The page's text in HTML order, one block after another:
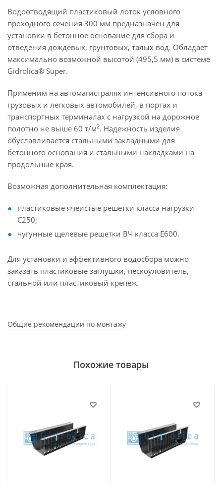
Водоотводящий пластиковый лоток условного
проходного сечения 300 мм предназначен для
установки в бетонное основание для сбора и
отведения дождевых, грунтовых, талых вод. Обладает
максимально возможной высотой (495,5 мм) в системе
Gidrolica® Super.
Применим на автомагистралях интенсивного потока
грузовых и легковых автомобилей, в портах и
транспортных терминалах с нагрузкой на дорожное
полотно не выше 60 т/м2. Надежность изделия
обуславливается стальными закладными для
бетонного основания и стальными накладками на
продольные края.
Возможная дополнительная комплектация:
пластиковые ячеистые решетки класса нагрузки
С250;
чугунные щелевые решетки ВЧ класса Е600.
Для установки и эффективного водосбора можно
заказать пластиковые заглушки, пескоуловитель,
стальной или пластиковый крепеж.
Общие рекомендации по монтажу
Похожие товары